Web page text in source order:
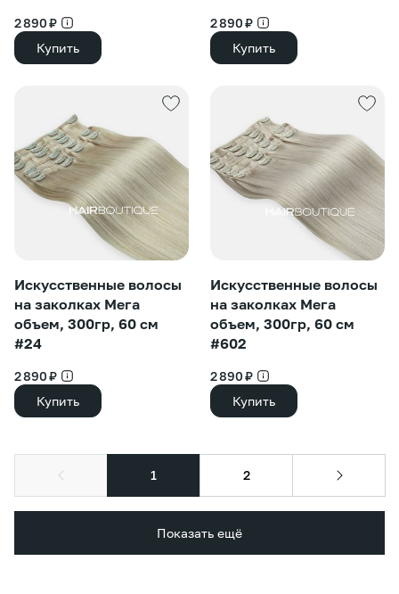
2 890 ₽
Купить
2 890 ₽
Купить
Искусственные волосы
на заколках Мега
объем, 300гр, 60 см
#24
2 890 ₽
Купить
Искусственные волосы
на заколках Мега
объем, 300гр, 60 см
#602
2 890 ₽
Купить
1 2
Показать ещё